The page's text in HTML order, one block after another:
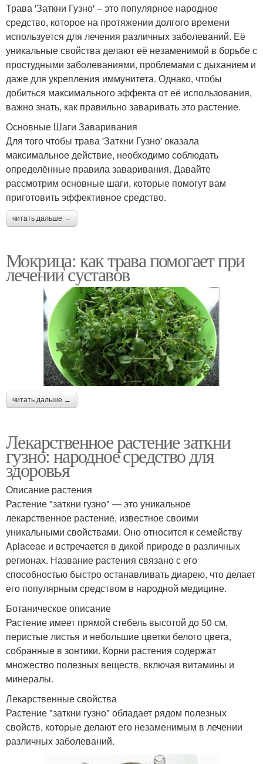
Трава 'Заткни Гузно' – это популярное народное
средство, которое на протяжении долгого времени
используется для лечения различных заболеваний. Её
уникальные свойства делают её незаменимой в борьбе с
простудными заболеваниями, проблемами с дыханием и
даже для укрепления иммунитета. Однако, чтобы
добиться максимального эффекта от её использования,
важно знать, как правильно заваривать это растение.
Основные Шаги Заваривания
Для того чтобы трава 'Заткни Гузно' оказала
максимальное действие, необходимо соблюдать
определённые правила заваривания. Давайте
рассмотрим основные шаги, которые помогут вам
приготовить эффективное средство.
читать дальше →
Мокрица: как трава помогает при
лечении суставов
читать дальше →
Лекарственное растение заткни
гузно: народное средство для
здоровья
Описание растения
Растение "заткни гузно" — это уникальное
лекарственное растение, известное своими
уникальными свойствами. Оно относится к семейству
Apiaceae и встречается в дикой природе в различных
регионах. Название растения связано с его
способностью быстро останавливать диарею, что делает
его популярным средством в народной медицине.
Ботаническое описание
Растение имеет прямой стебель высотой до 50 см,
перистые листья и небольшие цветки белого цвета,
собранные в зонтики. Корни растения содержат
множество полезных веществ, включая витамины и
минералы.
Лекарственные свойства
Растение "заткни гузно" обладает рядом полезных
свойств, которые делают его незаменимым в лечении
различных заболеваний.